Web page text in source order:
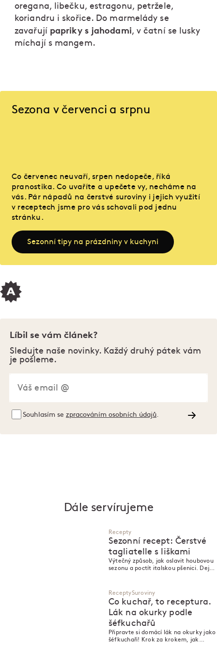
oregana, libečku, estragonu, petržele,
koriandru i skořice. Do marmelády se
zavařují papriky s jahodami, v čatní se lusky
míchají s mangem.
Sezona v červenci a srpnu
Co červenec neuvaří, srpen nedopeče, říká
pranostika. Co uvaříte a upečete vy, necháme na
vás. Pár nápadů na čerstvé suroviny i jejich využití
v receptech jsme pro vás schovali pod jednu
stránku.
Sezonní tipy na prázdniny v kuchyni
Líbil se vám článek?
Sledujte naše novinky. Každý druhý pátek vám
je pošleme.
Souhlasím se zpracováním osobních údajů
Dále servírujeme
Recepty
Sezonní recept: Čerstvé
tagliatelle s liškami
Výtečný způsob, jak oslavit houbovou
sezonu a poctít italskou pšenici. Dejte
ReceptySuroviny
Co kuchař, to receptura.
Lák na okurky podle
šéfkuchařů
Připravte si domácí lák na okurky jako
šéfkuchaři! Krok za krokem, jak